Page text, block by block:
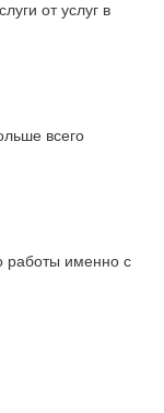
от услуг в
всего
работы именно с